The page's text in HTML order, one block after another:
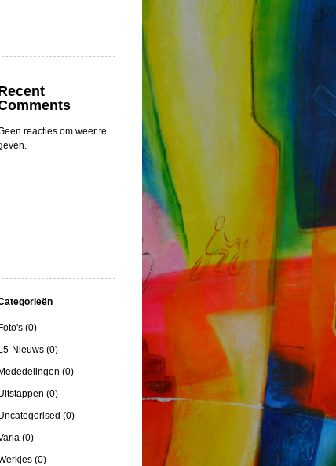
reacties om weer te
(0)
Nieuws (0)
(0)
(0)
(0)
(0)
(0)